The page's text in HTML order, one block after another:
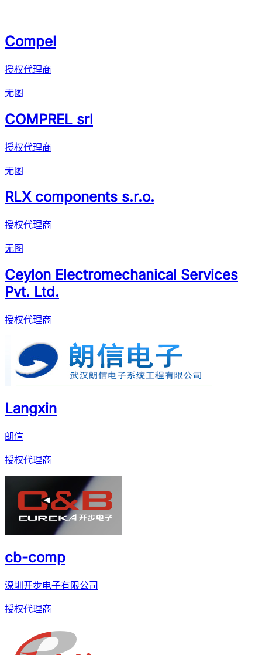
Compel
授权代理商
无图
COMPREL srl
授权代理商
无图
RLX components s.r.o.
授权代理商
无图
Ceylon Electromechanical Services
Pvt. Ltd.
授权代理商
Langxin
朗信
授权代理商
cb-comp
深圳开步电子有限公司
授权代理商